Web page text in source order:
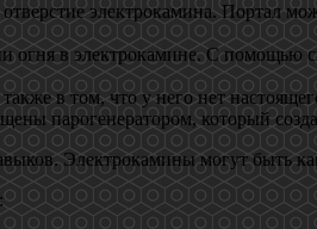
электрокамина. Портал
огня в электрокамине. С помощью
в том, что у него нет
парогенератором, который
Электрокамины могут быть